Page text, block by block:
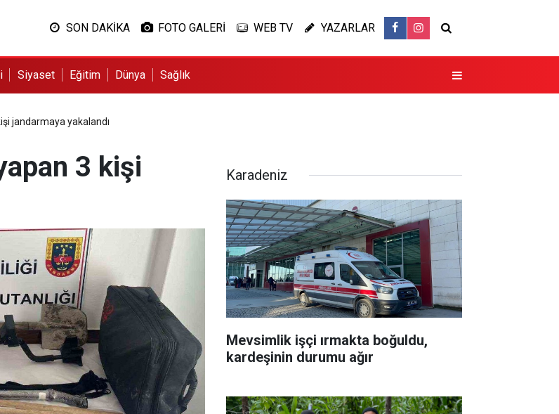
SON DAKİKA FOTO GALERİ WEB TV YAZARLAR
Siyaset Eğitim Dünya Sağlık
jandarmaya yakalandı
3 kişi
Karadeniz
Mevsimlik işçi ırmakta boğuldu,
kardeşinin durumu ağır